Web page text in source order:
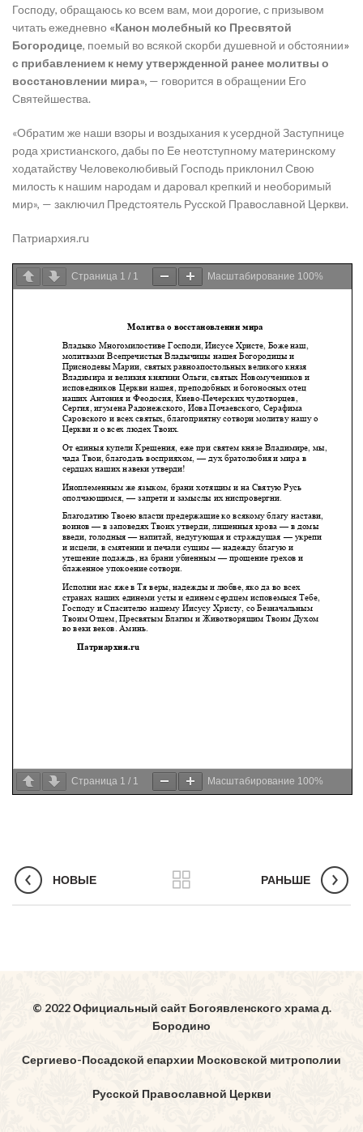
Господу, обращаюсь ко всем вам, мои дорогие, с призывом
читать ежедневно «Канон молебный ко Пресвятой
Богородице, поемый во всякой скорби душевной и обстоянии»
с прибавлением к нему утвержденной ранее молитвы о
восстановлении мира», — говорится в обращении Его
Святейшества.
«Обратим же наши взоры и воздыхания к усердной Заступнице
рода христианского, дабы по Ее неотступному материнскому
ходатайству Человеколюбивый Господь приклонил Свою
милость к нашим народам и даровал крепкий и необоримый
мир», — заключил Предстоятель Русской Православной Церкви.
Патриархия.ru
Страница 1 / 1 Масштабирование 100%
Страница 1 / 1 Масштабирование 100%
НОВЫЕ РАНЬШЕ
© 2022 Официальный сайт Богоявленского храма д.
Бородино
Сергиево-Посадской епархии Московской митрополии
Русской Православной Церкви